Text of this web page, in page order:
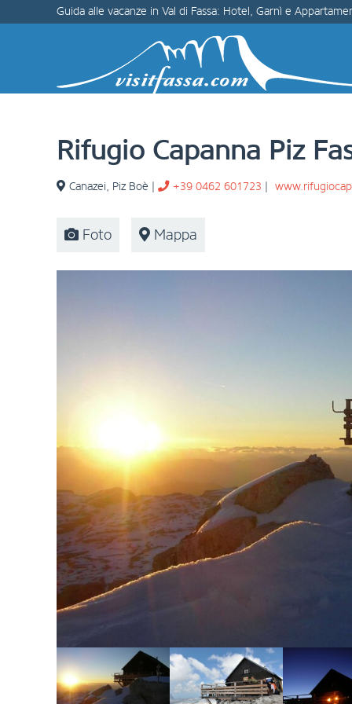
Guida alle vacanze in Val di Fassa: Hotel, Garnì e
Rifugio Capanna Piz
Canazei, Piz Boè | +39 0462 601723 |
Foto Mappa